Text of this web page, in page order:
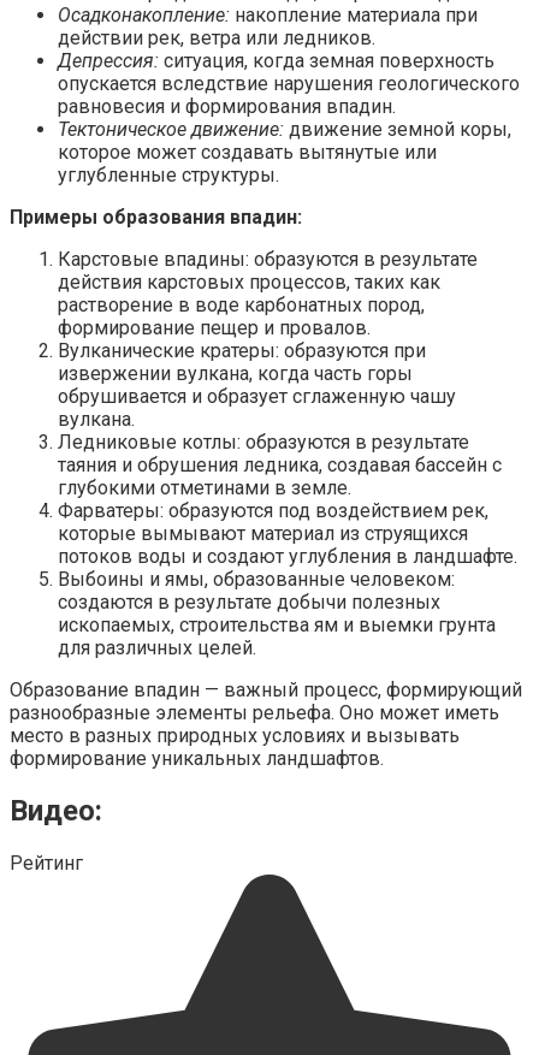
Осадконакопление: накопление материала при
действии рек, ветра или ледников.
Депрессия: ситуация, когда земная поверхность
опускается вследствие нарушения геологического
равновесия и формирования впадин.
Тектоническое движение: движение земной коры,
которое может создавать вытянутые или
углубленные структуры.
Примеры образования впадин:
Карстовые впадины: образуются в результате
действия карстовых процессов, таких как
растворение в воде карбонатных пород,
формирование пещер и провалов.
Вулканические кратеры: образуются при
извержении вулкана, когда часть горы
обрушивается и образует сглаженную чашу
вулкана.
Ледниковые котлы: образуются в результате
таяния и обрушения ледника, создавая бассейн с
глубокими отметинами в земле.
Фарватеры: образуются под воздействием рек,
которые вымывают материал из струящихся
потоков воды и создают углубления в ландшафте.
Выбоины и ямы, образованные человеком:
создаются в результате добычи полезных
ископаемых, строительства ям и выемки грунта
для различных целей.
Образование впадин — важный процесс, формирующий
разнообразные элементы рельефа. Оно может иметь
место в разных природных условиях и вызывать
формирование уникальных ландшафтов.
Видео:
Рейтинг